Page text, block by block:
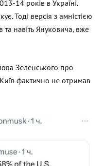
14 років в Україні.
Тоді версія з амністією
та навіть Януковича, вже
Зеленського про
фактично не отримав